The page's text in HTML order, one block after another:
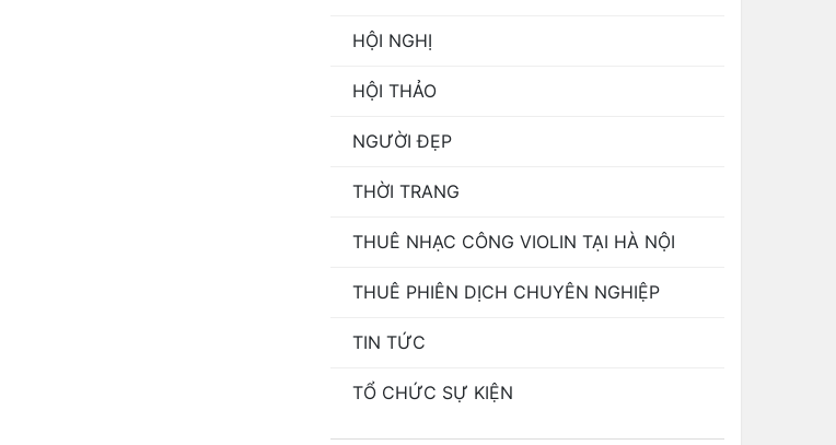
HỘI NGHỊ
HỘI THẢO
NGƯỜI ĐẸP
THỜI TRANG
THUÊ NHẠC CÔNG VIOLIN TẠI HÀ NỘI
THUÊ PHIÊN DỊCH CHUYÊN NGHIỆP
TIN TỨC
TỔ CHỨC SỰ KIỆN